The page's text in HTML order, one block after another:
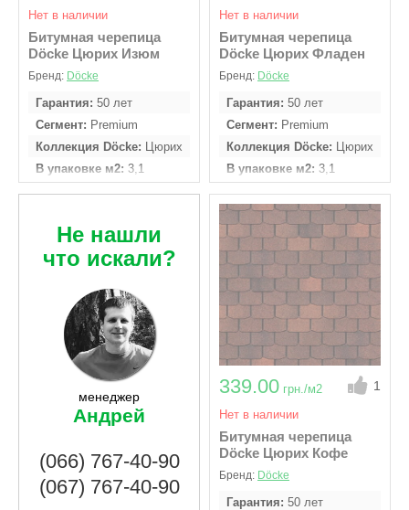
Нет в наличии
Битумная черепица
Döcke Цюрих Изюм
Бренд: Döcke
Гарантия 50 лет
Сегмент
Premium
Коллекция Döcke
Цюрих
В упаковке м2 3,1
Кол - во гонтов в
Нет в наличии
Битумная черепица
Döcke Цюрих Фладен
Бренд: Döcke
Гарантия 50 лет
Сегмент
Premium
Коллекция Döcke
Цюрих
В упаковке м2 3,1
Кол - во гонтов в
упаковке 22 шт
Не нашли
что искали?
менеджер
Андрей
(066) 767-40-90
(067) 767-40-90
339.00 грн./м2 1
Нет в наличии
Битумная черепица
Döcke Цюрих Кофе
Бренд: Döcke
Гарантия 50 лет